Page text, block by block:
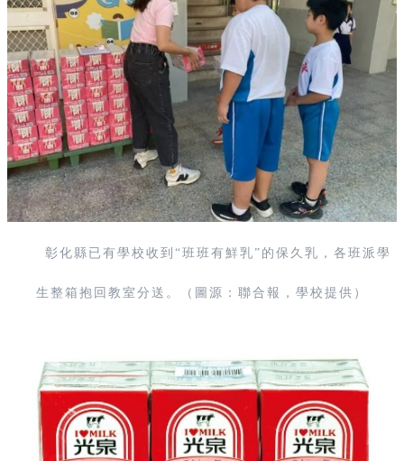
彰化縣已有學校收到“班班有鮮乳”的保久乳，各班派學
生整箱抱回教室分送。（圖源：聯合報，學校提供）